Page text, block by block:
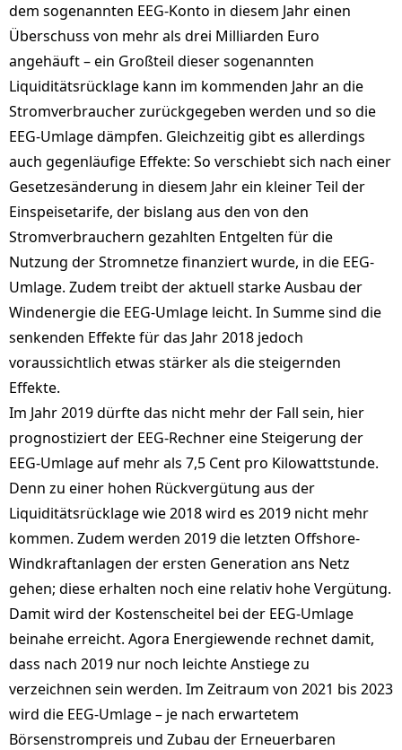
dem sogenannten EEG-Konto in diesem Jahr einen
Überschuss von mehr als drei Milliarden Euro
angehäuft – ein Großteil dieser sogenannten
Liquiditätsrücklage kann im kommenden Jahr an die
Stromverbraucher zurückgegeben werden und so die
EEG-Umlage dämpfen. Gleichzeitig gibt es allerdings
auch gegenläufige Effekte: So verschiebt sich nach einer
Gesetzesänderung in diesem Jahr ein kleiner Teil der
Einspeisetarife, der bislang aus den von den
Stromverbrauchern gezahlten Entgelten für die
Nutzung der Stromnetze finanziert wurde, in die EEG-
Umlage. Zudem treibt der aktuell starke Ausbau der
Windenergie die EEG-Umlage leicht. In Summe sind die
senkenden Effekte für das Jahr 2018 jedoch
voraussichtlich etwas stärker als die steigernden
Effekte.
Im Jahr 2019 dürfte das nicht mehr der Fall sein, hier
prognostiziert der EEG-Rechner eine Steigerung der
EEG-Umlage auf mehr als 7,5 Cent pro Kilowattstunde.
Denn zu einer hohen Rückvergütung aus der
Liquiditätsrücklage wie 2018 wird es 2019 nicht mehr
kommen. Zudem werden 2019 die letzten Offshore-
Windkraftanlagen der ersten Generation ans Netz
gehen; diese erhalten noch eine relativ hohe Vergütung.
Damit wird der Kostenscheitel bei der EEG-Umlage
beinahe erreicht. Agora Energiewende rechnet damit,
dass nach 2019 nur noch leichte Anstiege zu
verzeichnen sein werden. Im Zeitraum von 2021 bis 2023
wird die EEG-Umlage – je nach erwartetem
Börsenstrompreis und Zubau der Erneuerbaren